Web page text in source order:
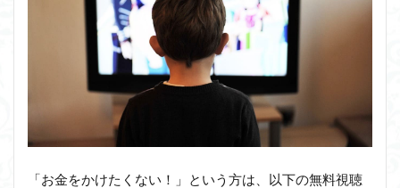
「お金をかけたくない！」という方は、以下の無料視聴